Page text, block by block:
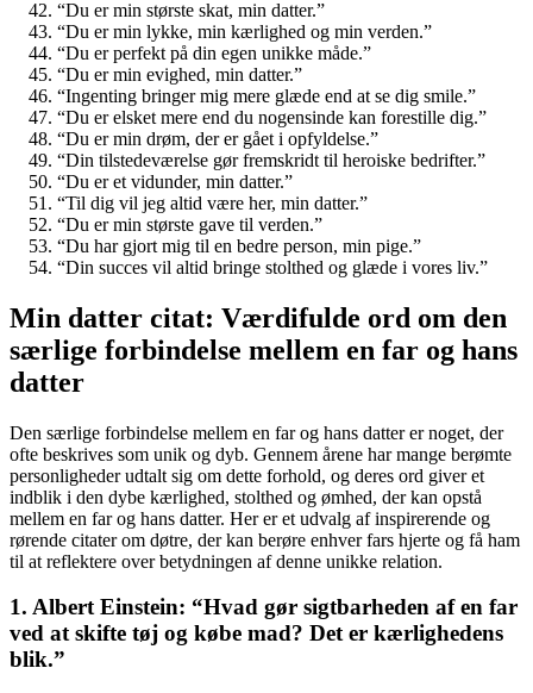
“Du er min største skat, min datter.”
“Du er min lykke, min kærlighed og min verden.”
“Du er perfekt på din egen unikke måde.”
“Du er min evighed, min datter.”
“Ingenting bringer mig mere glæde end at se dig smile.”
“Du er elsket mere end du nogensinde kan forestille dig.”
“Du er min drøm, der er gået i opfyldelse.”
“Din tilstedeværelse gør fremskridt til heroiske bedrifter.”
“Du er et vidunder, min datter.”
“Til dig vil jeg altid være her, min datter.”
“Du er min største gave til verden.”
“Du har gjort mig til en bedre person, min pige.”
“Din succes vil altid bringe stolthed og glæde i vores liv.”
Min datter citat: Værdifulde ord om den
særlige forbindelse mellem en far og hans
datter
Den særlige forbindelse mellem en far og hans datter er noget, der
ofte beskrives som unik og dyb. Gennem årene har mange berømte
personligheder udtalt sig om dette forhold, og deres ord giver et
indblik i den dybe kærlighed, stolthed og ømhed, der kan opstå
mellem en far og hans datter. Her er et udvalg af inspirerende og
rørende citater om døtre, der kan berøre enhver fars hjerte og få ham
til at reflektere over betydningen af denne unikke relation.
1. Albert Einstein: “Hvad gør sigtbarheden af en far
ved at skifte tøj og købe mad? Det er kærlighedens
blik.”